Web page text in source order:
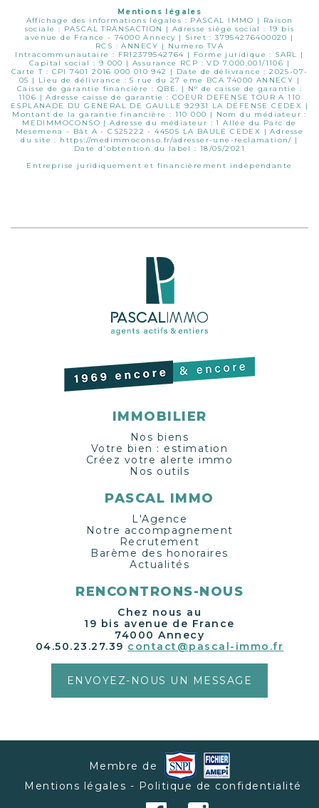
Mentions légales
Affichage des informations légales : PASCAL IMMO | Raison
sociale : PASCAL TRANSACTION | Adresse siège social : 19 bis
avenue de France - 74000 Annecy | Siret : 37954276400020 |
RCS : ANNECY | Numero TVA
Intracommunautaire : FR12379542764 | Forme juridique : SARL |
Capital social : 9 000 | Assurance RCP : VD 7.000.001/1106 |
Carte T : CPI 7401 2016 000 010 942 | Date de délivrance : 2025-07-
05 | Lieu de délivrance : 5 rue du 27 eme BCA 74000 ANNECY |
Caisse de garantie financière : QBE. | N° de caisse de garantie :
1106 | Adresse caisse de garantie : COEUR DEFENSE TOUR A 110
ESPLANADE DU GENERAL DE GAULLE 92931 LA DEFENSE CEDEX |
Montant de la garantie financière : 110 000 | Nom du médiateur :
MEDIMMOCONSO | Adresse du médiateur : 1 Allée du Parc de
Mesemena - Bât A - CS25222 - 44505 LA BAULE CEDEX | Adresse
du site : https://medimmoconso.fr/adresser-une-reclamation/ |
Date d'obtention du label : 18/05/2021
Entreprise juridiquement et financièrement indépendante
IMMOBILIER
Nos biens
Votre bien : estimation
Créez votre alerte immo
Nos outils
PASCAL IMMO
L'Agence
Notre accompagnement
Recrutement
Barème des honoraires
Actualités
RENCONTRONS-NOUS
Chez nous au
19 bis avenue de France
74000 Annecy
04.50.23.27.39 contact@pascal-immo.fr
ENVOYEZ-NOUS UN MESSAGE
Membre de
Mentions légales - Politique de confidentialité